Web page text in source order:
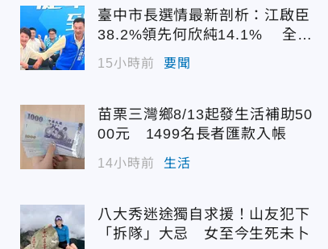
臺中市長選情最新剖析：江啟臣
38.2%領先何欣純14.1% 全世
代支持度全面居首
15小時前 要聞
苗栗三灣鄉8/13起發生活補助50
00元 1499名長者匯款入帳
14小時前 生活
八大秀迷途獨自求援！山友犯下
「拆隊」大忌 女至今生死未卜